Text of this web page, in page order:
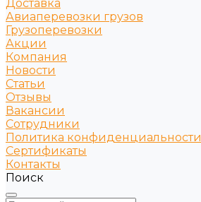
Доставка
Авиаперевозки грузов
Грузоперевозки
Акции
Компания
Новости
Статьи
Отзывы
Вакансии
Сотрудники
Политика конфиденциальности
Сертификаты
Контакты
Поиск